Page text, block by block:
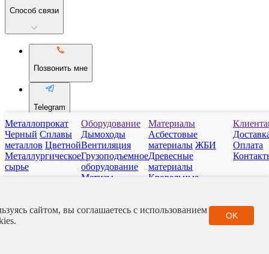
Способ связи
Позвонить мне
Telegram
WhatsApp
Итого:
сайтом, вы соглашаетесь с использованием
OK
Металлопрокат
Черный Сплавы
металлов Цветной
Металлургическое
сырье
Оборудование
Дымоходы
Вентиляция
Грузоподъемное
оборудование
Метизы
Сантехарматура
Материалы
Асбестовые
материалы ЖБИ
Древесные
материалы
Кровельные
материалы Полимер
Оплата